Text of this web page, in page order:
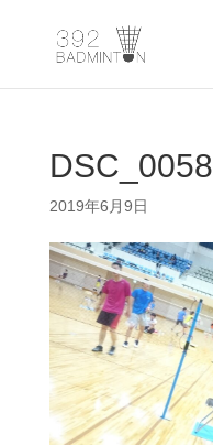
DSC_0058
2019年6月9日